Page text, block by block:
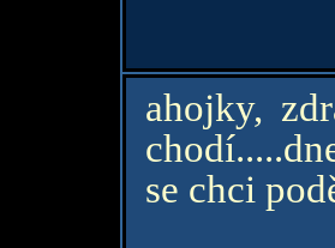
ahojky,
se chci